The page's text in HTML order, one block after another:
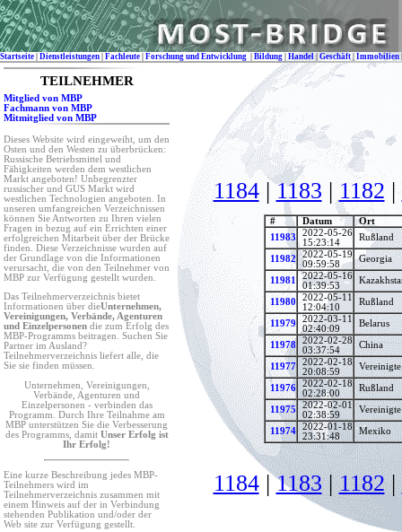
Startseite Dienstleistungen Fachleute Forschung und Entwicklung Bildung Handel| Geschäft Immobilien
TEILNEHMER
Mitglied von MBP
Fachmann von MBP
Mitmitglied von MBP
Dieses Website wird eingeweiht, um den
Osten und den Westen zu überbrücken:
Russische Betriebsmittel und
Fähigkeiten werden dem westlichen
Markt angeboten! Unbegrenzter
russischer und GUS Markt wird
westlichen Technologien angeboten. In
unseren umfangreichen Verzeichnissen
können Sie Antworten zu Ihren vielen
Fragen in bezug auf ein Errichten einer
erfolgreichen Mitarbeit über der Brücke
finden. Diese Verzeichnisse wurden auf
der Grundlage von die Informationen
verursacht, die von den Teilnehmer von
MBP zur Verfügung gestellt wurden.
Das Teilnehmerverzeichnis bietet
Informationen über dieUnternehmen,
Vereinigungen, Verbände, Agenturen
und Einzelpersonen die zum Erfolg des
MBP-Programms beitragen. Suchen Sie
Partner im Ausland?
Teilnehmerverzeichnis liefert alle, die
Sie sie finden müssen.
Unternehmen, Vereinigungen,
Verbände, Agenturen und
Einzelpersonen - verbinden das
Programm. Durch Ihre Teilnahme am
MBP unterstützen Sie die Verbesserung
des Programms, damit Unser Erfolg ist
Ihr Erfolg!
Eine kurze Beschreibung jedes MBP-
Teilnehmers wird im
Teilnehmerverzeichnis zusammen mit
einem Hinweis auf der in Verbindung
stehenden Publikation und/oder der
Web site zur Verfügung gestellt.
1184|1183 |1182|
# Datum
Ort
11983
2022-05-26
15:23:14
Rußland
11982
2022-05-19
09:59:58
Georgia
11981
2022-05-16
01:39:53
11980
2022-05-11
12:04:10
Rußland
11979
2022-03-11
02:40:09
Belarus
11978
2022-02-28
03:37:54
China
11977
2022-02-18
20:08:59
Vereinigte
11976
2022-02-18
02:28:00
Rußland
11975
2022-02-01
02:38:59
Vereinigte
11974
2022-01-18
23:31:48
Mexiko
1184|1183|1182|